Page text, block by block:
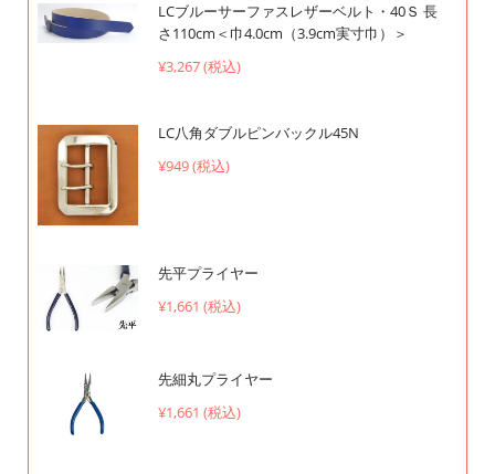
LCブルーサーファスレザーベルト・40Ｓ 長
さ110cm＜巾4.0cm（3.9cm実寸巾）＞
¥3,267 (税込)
LC八角ダブルピンバックル45N
¥949 (税込)
先平プライヤー
¥1,661 (税込)
先細丸プライヤー
¥1,661 (税込)